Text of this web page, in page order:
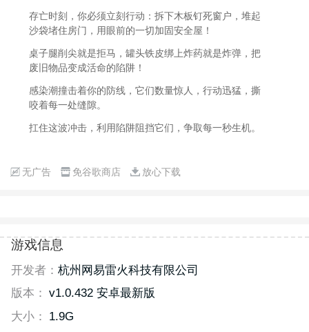
存亡时刻，你必须立刻行动：拆下木板钉死窗户，堆起
沙袋堵住房门，用眼前的一切加固安全屋！
桌子腿削尖就是拒马，罐头铁皮绑上炸药就是炸弹，把
废旧物品变成活命的陷阱！
感染潮撞击着你的防线，它们数量惊人，行动迅猛，撕
咬着每一处缝隙。
扛住这波冲击，利用陷阱阻挡它们，争取每一秒生机。
无广告 免谷歌商店 放心下载
游戏信息
开发者： 杭州网易雷火科技有限公司
版本： v1.0.432 安卓最新版
大小：
1.9G